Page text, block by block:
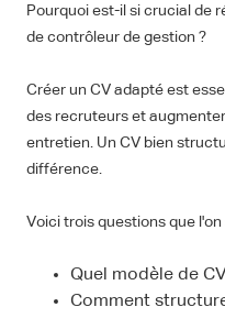
Pourquoi est-il si crucial de
de contrôleur de gestion ?
Créer un CV adapté est
des recruteurs et
entretien. Un CV bien
différence.
Voici trois questions que
Quel modèle de
Comment